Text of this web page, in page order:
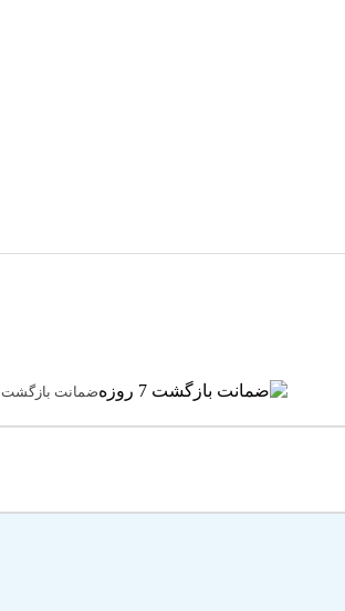
ضمانت بازگشت 7 روزه